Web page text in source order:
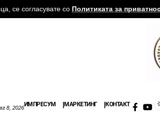
се согласувате со Политиката за
8, 2026ИМПРЕСУМ МАРКЕТИНГ КОНТАКТ